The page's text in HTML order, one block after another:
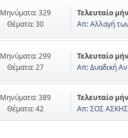
Μηνύματα: 329
Θέματα: 30
Τελευταίο
Απ: Αλλαγή
Μηνύματα: 299
Θέματα: 27
Τελευταίο
Απ: Δυαδική
Μηνύματα: 389
Θέματα: 42
Τελευταίο
Απ: ΣΟΣ